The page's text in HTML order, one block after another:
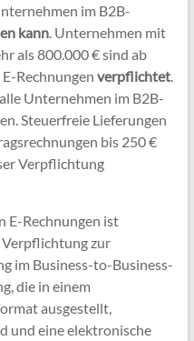
im B2B-
kann. Unternehmen mit
als 800.000 € sind ab
Rechnungen verpflichtet.
Unternehmen im B2B-
Steuerfreie Lieferungen
bis 250 €
Verpflichtung
E-Rechnungen ist
zur
im Business-to-Business-
die in einem
ausgestellt,
und eine elektronische